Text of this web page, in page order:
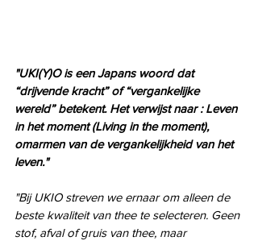
"UKI(Y)O is een Japans woord dat
“drijvende kracht” of “vergankelijke
wereld” betekent. Het verwijst naar : Leven
in het moment (Living in the moment),
omarmen van de vergankelijkheid van het
leven."
"Bij UKIO streven we ernaar om alleen de
beste kwaliteit van thee te selecteren. Geen
stof, afval of gruis van thee, maar